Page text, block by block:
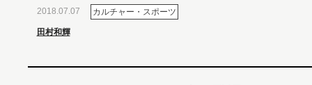
2018.07.07 カルチャー・スポーツ
田村和輝